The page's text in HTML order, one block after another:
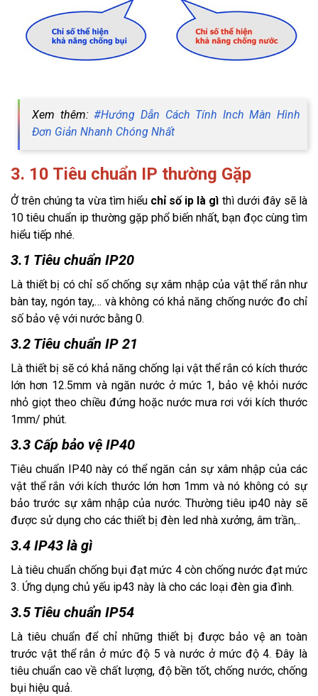
Xem thêm:#Hướng Dẫn Cách Tính Inch Màn Hình
Đơn Giản Nhanh Chóng Nhất
3. 10 Tiêu chuẩn IP thường Gặp
Ở trên chúng ta vừa tìm hiểu chỉ số ip là gì thì dưới đây sẽ là
10 tiêu chuẩn ip thường gặp phổ biến nhất, bạn đọc cùng tìm
hiểu tiếp nhé.
3.1 Tiêu chuẩn IP20
Là thiết bị có chỉ số chống sự xâm nhập của vật thể rắn như
bàn tay, ngón tay,… và không có khả năng chống nước đo chỉ
số bảo vệ với nước bằng 0.
3.2 Tiêu chuẩn IP 21
Là thiết bị sẽ có khả năng chống lại vật thể rắn có kích thước
lớn hơn 12.5mm và ngăn nước ở mức 1, bảo vệ khỏi nước
nhỏ giọt theo chiều đứng hoặc nước mưa rơi với kích thước
1mm/ phút.
3.3 Cấp bảo vệ IP40
Tiêu chuẩn IP40 này có thể ngăn cản sự xâm nhập của các
vật thể rắn với kích thước lớn hơn 1mm và nó không có sự
bảo trước sự xâm nhập của nước. Thường tiêu ip40 này sẽ
được sử dụng cho các thiết bị đèn led nhà xưởng, âm trần,..
3.4 IP43 là gì
Là tiêu chuẩn chống bụi đạt mức 4 còn chống nước đạt mức
3. Ứng dụng chủ yếu ip43 này là cho các loại đèn gia đình.
3.5 Tiêu chuẩn IP54
Là tiêu chuẩn để chỉ những thiết bị được bảo vệ an toàn
trước vật thể rắn ở mức độ 5 và nước ở mức độ 4. Đây là
tiêu chuẩn cao về chất lượng, độ bền tốt, chống nước, chống
bụi hiệu quả.